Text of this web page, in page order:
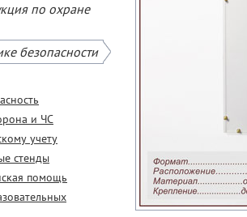
по охране
безопасности
и ЧС
учету
стенды
помощь